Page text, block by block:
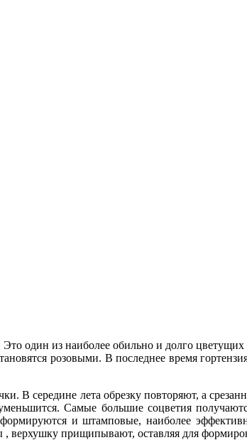
из наиболее обильно и долго цветущих
розовыми. В последнее время
В середине лета обрезку повторяют, а
Самые большие соцветия
и штамповые, наиболее
верхушку прищипывают, оставляя для